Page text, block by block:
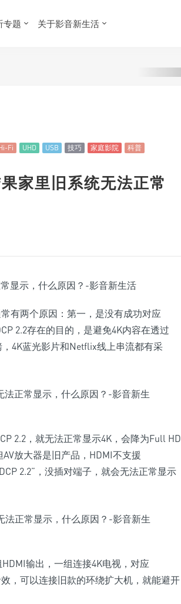
专题 关于影音新生活
Fi UHD USB 技巧 家庭影院
科普
家里旧系统无法正常
有两个原因：第一，是没有成功对应
2.2存在的目的，是避免4K内容在透过
4K蓝光影片和Netflix线上串流都有采
2.2，就无法正常显示4K，会降为Full HD
放大器是旧产品，HDMI不支援
2.2”，没插对端子，就会无法正常显示
输出，一组连接4K电视，对应
，可以连接旧款的环绕扩大机，就能避开